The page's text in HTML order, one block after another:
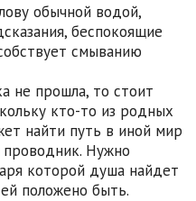
обычной водой,
беспокоящие
смыванию
не прошла, то стоит
кто-то из родных
найти путь в иной мир
проводник. Нужно
которой душа найдет
положено быть.